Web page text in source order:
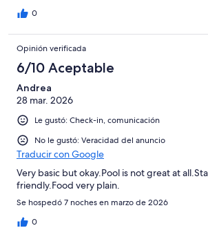
0
Opinión verificada
6/10 Aceptable
Andrea
28 mar. 2026
Le gustó: Check-in, comunicación
No le gustó: Veracidad del anuncio
Traducir con Google
Very basic but okay.Pool is not great at
friendly.Food very plain.
Se hospedó 7 noches en marzo de 2026
0